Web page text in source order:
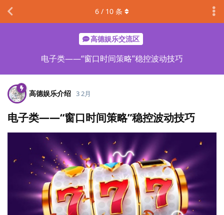
高德娱乐交流区
电子类——“窗口时间策略”稳控波动技巧
6 / 10 条
高德娱乐介绍 3 2月
电子类——“窗口时间策略”稳控波动技巧